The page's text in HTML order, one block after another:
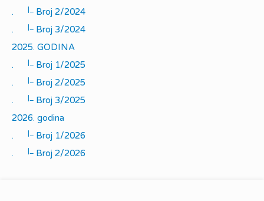
.
|_
Broj 2/2024
.
|_
Broj 3/2024
2025. GODINA
.
|_
Broj 1/2025
.
|_
Broj 2/2025
.
|_
Broj 3/2025
2026. godina
.
|_
Broj 1/2026
.
|_ Broj 2/2026